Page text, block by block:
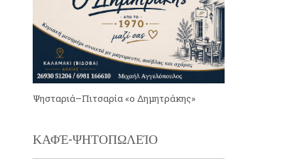
Ψησταριά–Πιτσαρία «ο Δημητράκης»
ΚΑΦΈ-ΨΗΤΟΠΩΛΕΊΟ